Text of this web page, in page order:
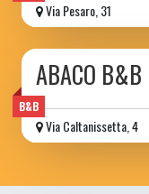
Via Pesaro, 31
B&B
ABACO B&B
Via Caltanissetta, 4